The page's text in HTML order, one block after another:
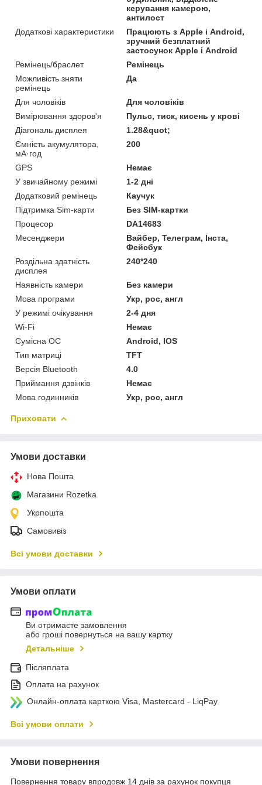
керування камерою,
антилост
Додаткові характеристики
Працюють з Apple і Android,
зручний безплатний
застосунок Apple і Android
Ремінець/браслет
Ремінець
Можливість зняти
ремінець
Да
Для чоловіків
Для чоловіків
Вимірювання здоров'я
Пульс, тиск, кисень у крові
Діагональ дисплея
1.28&quot;
Ємність акумулятора,
мА·год
200
GPS
Немає
У звичайному режимі
1-2 дні
Додатковий ремінець
Каучук
Підтримка Sim-карти
Без SIM-картки
Процесор
DA14683
Месенджери
Вайбер, Телеграм, Інста,
Фейсбук
Роздільна здатність
дисплея
240*240
Наявність камери
Без камери
Мова програми
Укр, рос, англ
У режимі очікування
2-4 дня
Wi-Fi
Немає
Сумісна ОС
Android, IOS
Тип матриці
TFT
Версія Bluetooth
4.0
Приймання дзвінків
Немає
Мова годинників
Укр, рос, англ
Приховати
Умови доставки
Нова Пошта
Магазини Rozetka
Укрпошта
Самовивіз
Всі умови доставки
Умови оплати
Ви отримаєте замовлення
або гроші повернуться на вашу картку
Детальніше
Післяплата
Оплата на рахунок
Онлайн-оплата карткою Visa, Mastercard - LiqPay
Всі умови оплати
Умови повернення
Повернення товару впродовж 14 днів за рахунок покупця